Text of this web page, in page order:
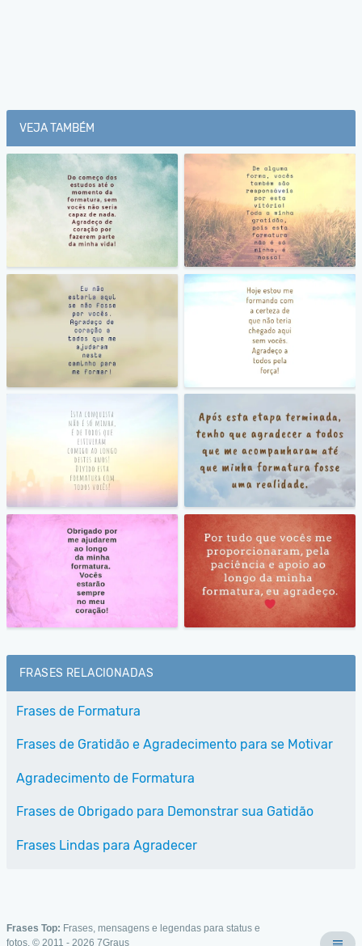
VEJA TAMBÉM
FRASES RELACIONADAS
Frases de Formatura
Frases de Gratidão e Agradecimento para se Motivar
Agradecimento de Formatura
Frases de Obrigado para Demonstrar sua Gatidão
Frases Lindas para Agradecer
Frases Top: Frases, mensagens e legendas para status e
fotos. © 2011 - 2026 7Graus